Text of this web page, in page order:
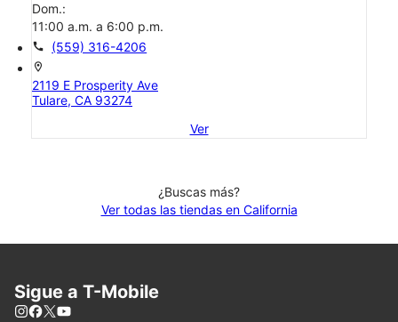
Dom.:
11:00 a.m. a 6:00 p.m.
call (559) 316-4206
location_on
2119 E Prosperity Ave
Tulare, CA 93274
Ver
¿Buscas más?
Ver todas las tiendas en California